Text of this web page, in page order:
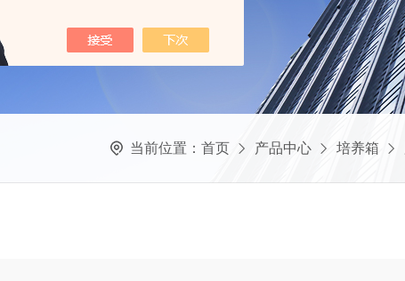
当前位置： 首页 产品中心 培养箱